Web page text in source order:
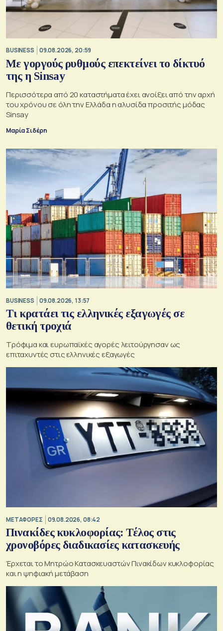
BUSINESS 09.08.2026, 20:59
Με γοργούς ρυθμούς επεκτείνει το δίκτυό
της η Sinsay
Περισσότερα από 20 καταστήματα έχει ανοίξει από την αρχή
του χρόνου σε όλη την Ελλάδα η αλυσίδα προσιτής μόδας
Sinsay
Μαρία Σιδέρη
BUSINESS 09.08.2026, 13:57
Τι κρατάει τις ελληνικές εξαγωγές σε
θετική τροχιά
Τρόφιμα και ευρωπαϊκές αγορές λειτούργησαν ως
επιταχυντές στις ελληνικές εξαγωγές
ΜΕΤΑΦΟΡΕΣ 09.08.2026, 08:42
Πινακίδες κυκλοφορίας: Τέλος στις
χρονοβόρες διαδικασίες κατασκευής
Έρχεται το Μητρώο Κατασκευαστών Πινακίδων κυκλοφορίας
και η ψηφιακή μετάβαση